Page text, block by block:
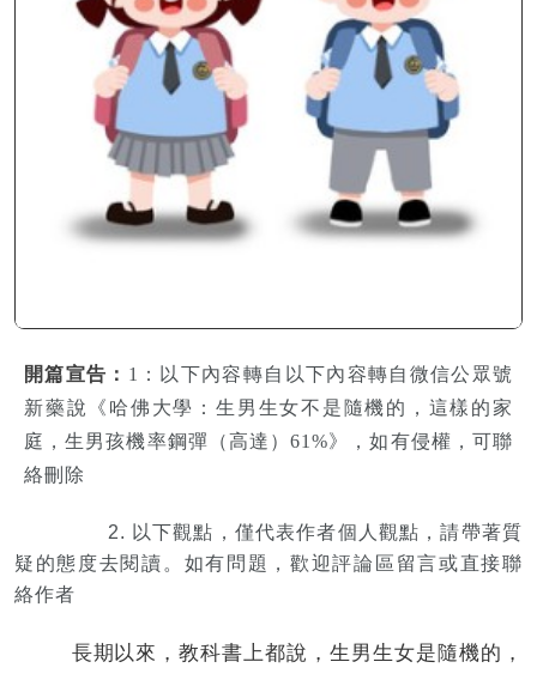
開篇宣告： 1：以下內容轉自以下內容轉自微信公 眾號
新藥說《哈佛大學：生男生女不是隨機的，這樣的家
庭，生男孩機率鋼彈（高達）61%》，如有侵權，可聯
絡刪除
2. 以下觀點，僅代表作者個人觀點，請帶著質
疑的態度去閱讀。 如有問題，歡迎評論區留言或直接聯
絡作者
長期以來，教科書上都說，生男生女是隨機的，